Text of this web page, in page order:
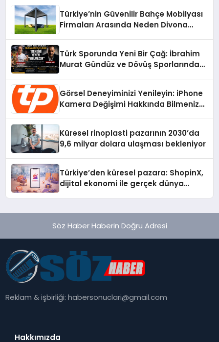
Türkiye’nin Güvenilir Bahçe Mobilyası
Firmaları Arasında Neden Divona
Türk Sporunda Yeni Bir Çağ: İbrahim
Murat Gündüz ve Dövüş Sporlarında
Görsel Deneyiminizi Yenileyin: iPhone
Kamera Değişimi Hakkında Bilmeniz
Küresel rinoplasti pazarının 2030’da
9,6 milyar dolara ulaşması bekleniyor
Türkiye’den küresel pazara: ShopinX,
dijital ekonomi ile gerçek dünya
Söz Haber Haberin Doğru Adresi
Reklam & işbirliği:habersonuclari@gmail.com
Hakkımızda